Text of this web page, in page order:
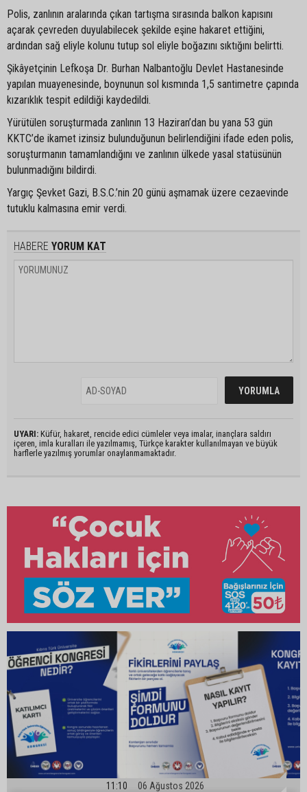
Polis, zanlının aralarında çıkan tartışma sırasında balkon kapısını
açarak çevreden duyulabilecek şekilde eşine hakaret ettiğini,
ardından sağ eliyle kolunu tutup sol eliyle boğazını sıktığını belirtti.
Şikâyetçinin Lefkoşa Dr. Burhan Nalbantoğlu Devlet Hastanesinde
yapılan muayenesinde, boynunun sol kısmında 1,5 santimetre çapında
kızarıklık tespit edildiği kaydedildi.
Yürütülen soruşturmada zanlının 13 Haziran’dan bu yana 53 gün
KKTC’de ikamet izinsiz bulunduğunun belirlendiğini ifade eden polis,
soruşturmanın tamamlandığını ve zanlının ülkede yasal statüsünün
bulunmadığını bildirdi.
Yargıç Şevket Gazi, B.S.C.’nin 20 günü aşmamak üzere cezaevinde
tutuklu kalmasına emir verdi.
HABERE YORUM KAT
UYARI: Küfür, hakaret, rencide edici cümleler veya imalar, inançlara saldırı
içeren, imla kuralları ile yazılmamış, Türkçe karakter kullanılmayan ve büyük
harflerle yazılmış yorumlar onaylanmamaktadır.
11:10 06 Ağustos 2026